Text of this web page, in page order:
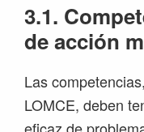
3.1.
de acción
Las
LOMCE, deben